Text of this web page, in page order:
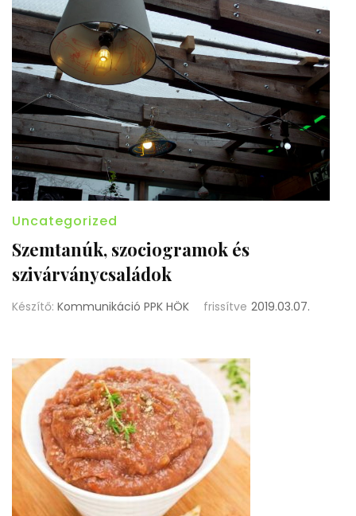
Uncategorized
Szemtanúk, szociogramok és
szivárványcsaládok
Készítő: Kommunikáció PPK HÖK frissítve 2019.03.07.